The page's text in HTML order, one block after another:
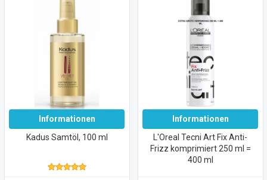
Informationen
Kadus Samtöl, 100 ml
Informationen
L'Oreal Tecni Art Fix Anti-
Frizz komprimiert 250 ml =
400 ml